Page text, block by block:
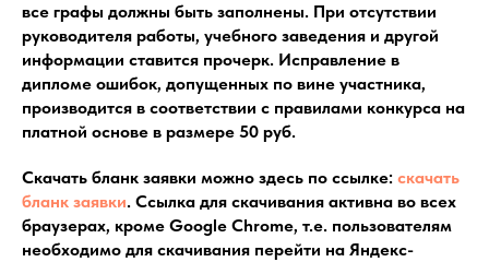
все графы должны быть заполнены. При отсутствии
руководителя работы, учебного заведения и другой
информации ставится прочерк. Исправление в
дипломе ошибок, допущенных по вине участника,
производится в соответствии с правилами конкурса на
платной основе в размере 50 руб.
Скачать бланк заявки можно здесь по ссылке: скачать
бланк заявки. Ссылка для скачивания активна во всех
браузерах, кроме Google Chrome, т.е. пользователям
необходимо для скачивания перейти на Яндекс-